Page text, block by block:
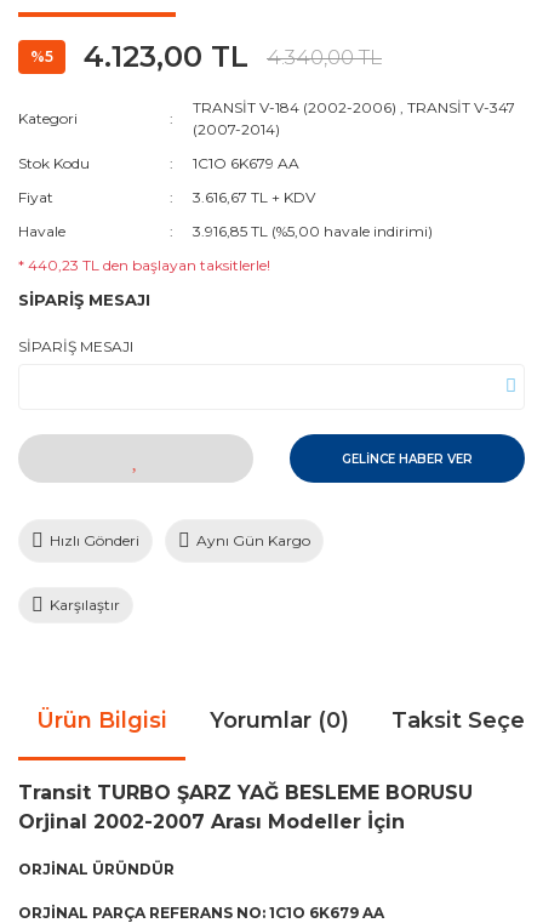
%5 4.123,00 TL 4.340,00 TL
Kategori
TRANSİT V-184 (2002-2006) ,TRANSİT V-347
(2007-2014)
Stok Kodu
1C1O 6K679 AA
Fiyat
3.616,67 TL + KDV
Havale
3.916,85 TL (%5,00 havale indirimi)
* 440,23 TL den başlayan taksitlerle!
SİPARİŞ MESAJI
SİPARİŞ MESAJI
GELİNCE HABER VER
Hızlı Gönderi Aynı Gün Kargo
Karşılaştır
Ürün Bilgisi Yorumlar (0) Taksit
Transit TURBO ŞARZ YAĞ BESLEME BORUSU
Orjinal 2002-2007 Arası Modeller İçin
ORJİNAL ÜRÜNDÜR
ORJİNAL PARÇA REFERANS NO: 1C1O 6K679 AA